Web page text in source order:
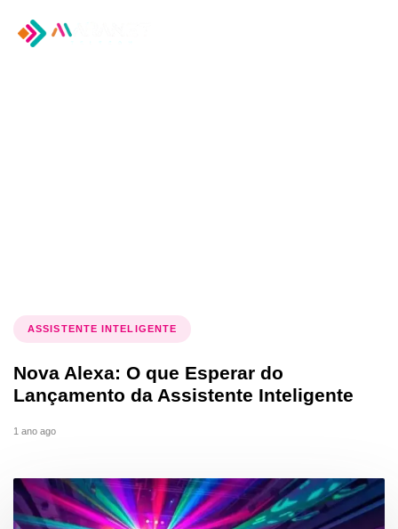
ASSISTENTE INTELIGENTE
Nova Alexa: O que Esperar do
Lançamento da Assistente Inteligente
1 ano ago